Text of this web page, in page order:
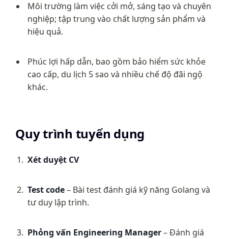
Môi trường làm việc cởi mở, sáng tạo và chuyên
nghiệp; tập trung vào chất lượng sản phẩm và
hiệu quả.
Phúc lợi hấp dẫn, bao gồm bảo hiểm sức khỏe
cao cấp, du lịch 5 sao và nhiều chế độ đãi ngộ
khác.
Quy trình tuyển dụng
Xét duyệt CV
Test code – Bài test đánh giá kỹ năng Golang và
tư duy lập trình.
Phỏng vấn Engineering Manager – Đánh giá